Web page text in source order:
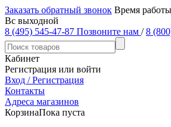
Заказать обратный звонок Время
Вс выходной
8 (495) 545-47-87 Позвоните нам / 8
Кабинет
Регистрация или войти
Вход / Регистрация
Контакты
Адреса магазинов
КорзинаПока пуста